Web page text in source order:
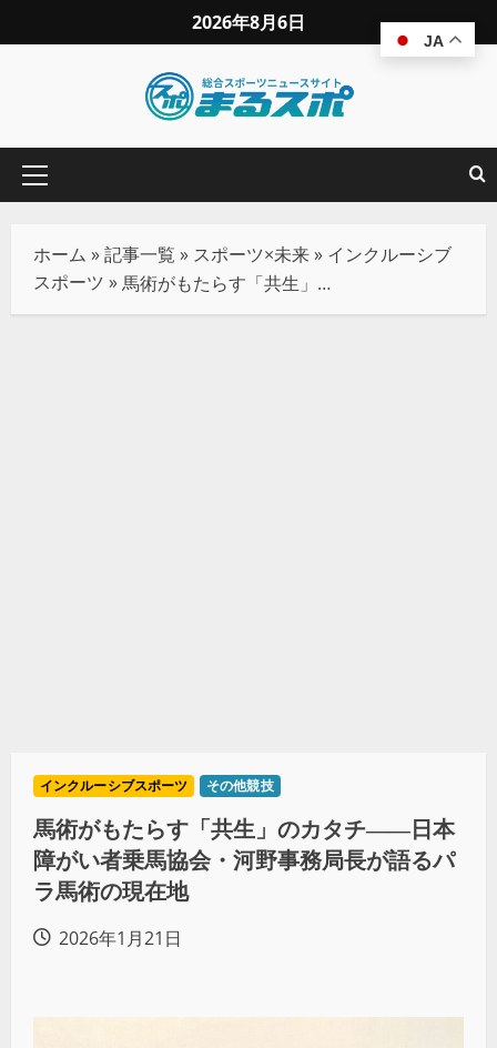
2026年8月6日
ホーム »記事一覧 » スポーツ×未来» インクルーシブ
スポーツ » 馬術がもたらす「共生」のカタチ――日本障がい者乗馬協会・河野事務局長が語るパラ馬術の現在地
インクルーシブスポーツ その他競技
馬術がもたらす「共生」のカタチ――日本
障がい者乗馬協会・河野事務局長が語るパ
ラ馬術の現在地
2026年1月21日
JA